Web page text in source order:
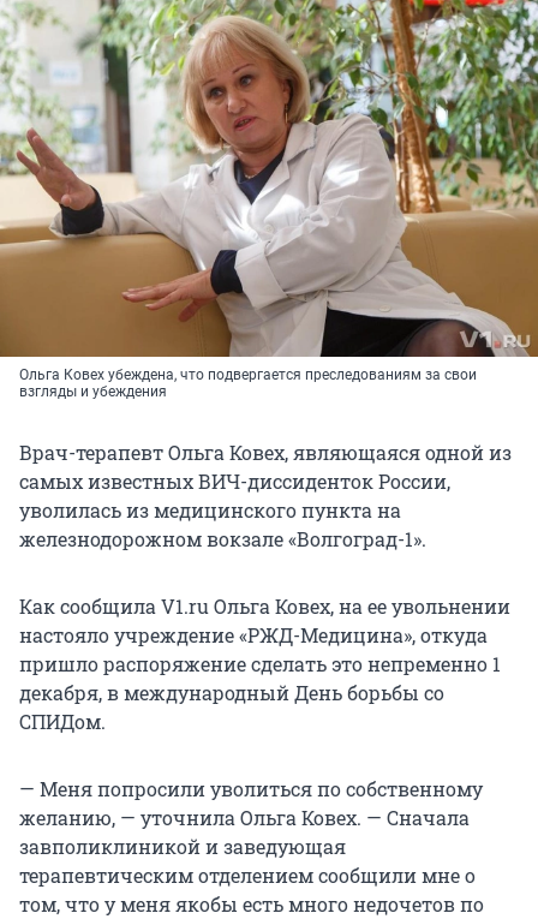
Ольга Ковех убеждена, что подвергается преследованиям за свои
взгляды и убеждения
Врач-терапевт Ольга Ковех, являющаяся одной из
самых известных ВИЧ-диссиденток России,
уволилась из медицинского пункта на
железнодорожном вокзале «Волгоград-1».
Как сообщила V1.ru Ольга Ковех, на ее увольнении
настояло учреждение «РЖД-Медицина», откуда
пришло распоряжение сделать это непременно 1
декабря, в международный День борьбы со
СПИДом.
— Меня попросили уволиться по собственному
желанию, — уточнила Ольга Ковех. — Сначала
завполиклиникой и заведующая
терапевтическим отделением сообщили мне о
том, что у меня якобы есть много недочетов по